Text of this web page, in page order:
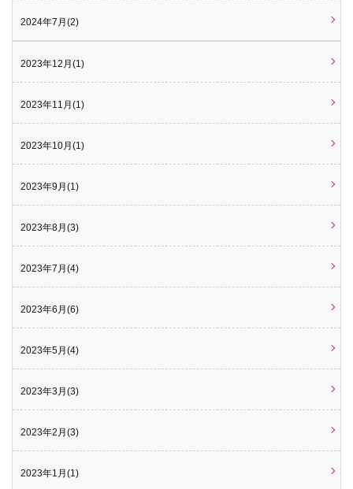
2024年7月(2)
2023年12月(1)
2023年11月(1)
2023年10月(1)
2023年9月(1)
2023年8月(3)
2023年7月(4)
2023年6月(6)
2023年5月(4)
2023年3月(3)
2023年2月(3)
2023年1月(1)